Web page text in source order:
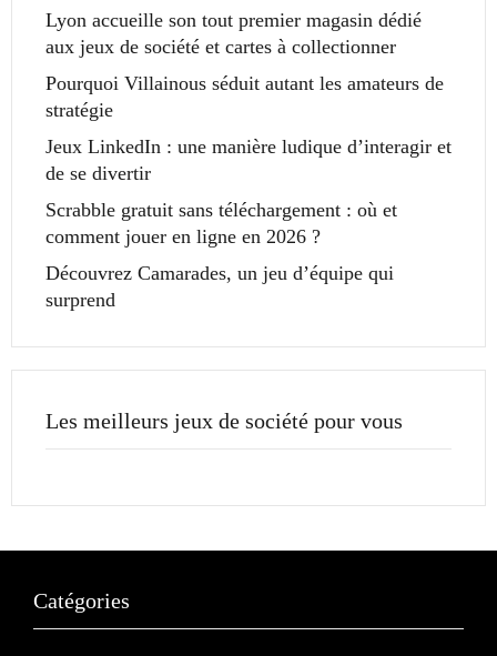
Lyon accueille son tout premier magasin dédié
aux jeux de société et cartes à collectionner
Pourquoi Villainous séduit autant les amateurs de
stratégie
Jeux LinkedIn : une manière ludique d’interagir et
de se divertir
Scrabble gratuit sans téléchargement : où et
comment jouer en ligne en 2026 ?
Découvrez Camarades, un jeu d’équipe qui
surprend
Les meilleurs jeux de société pour vous
Catégories